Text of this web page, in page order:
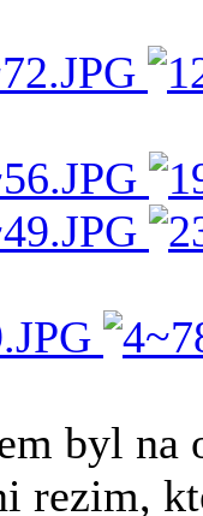
byl na
rezim,